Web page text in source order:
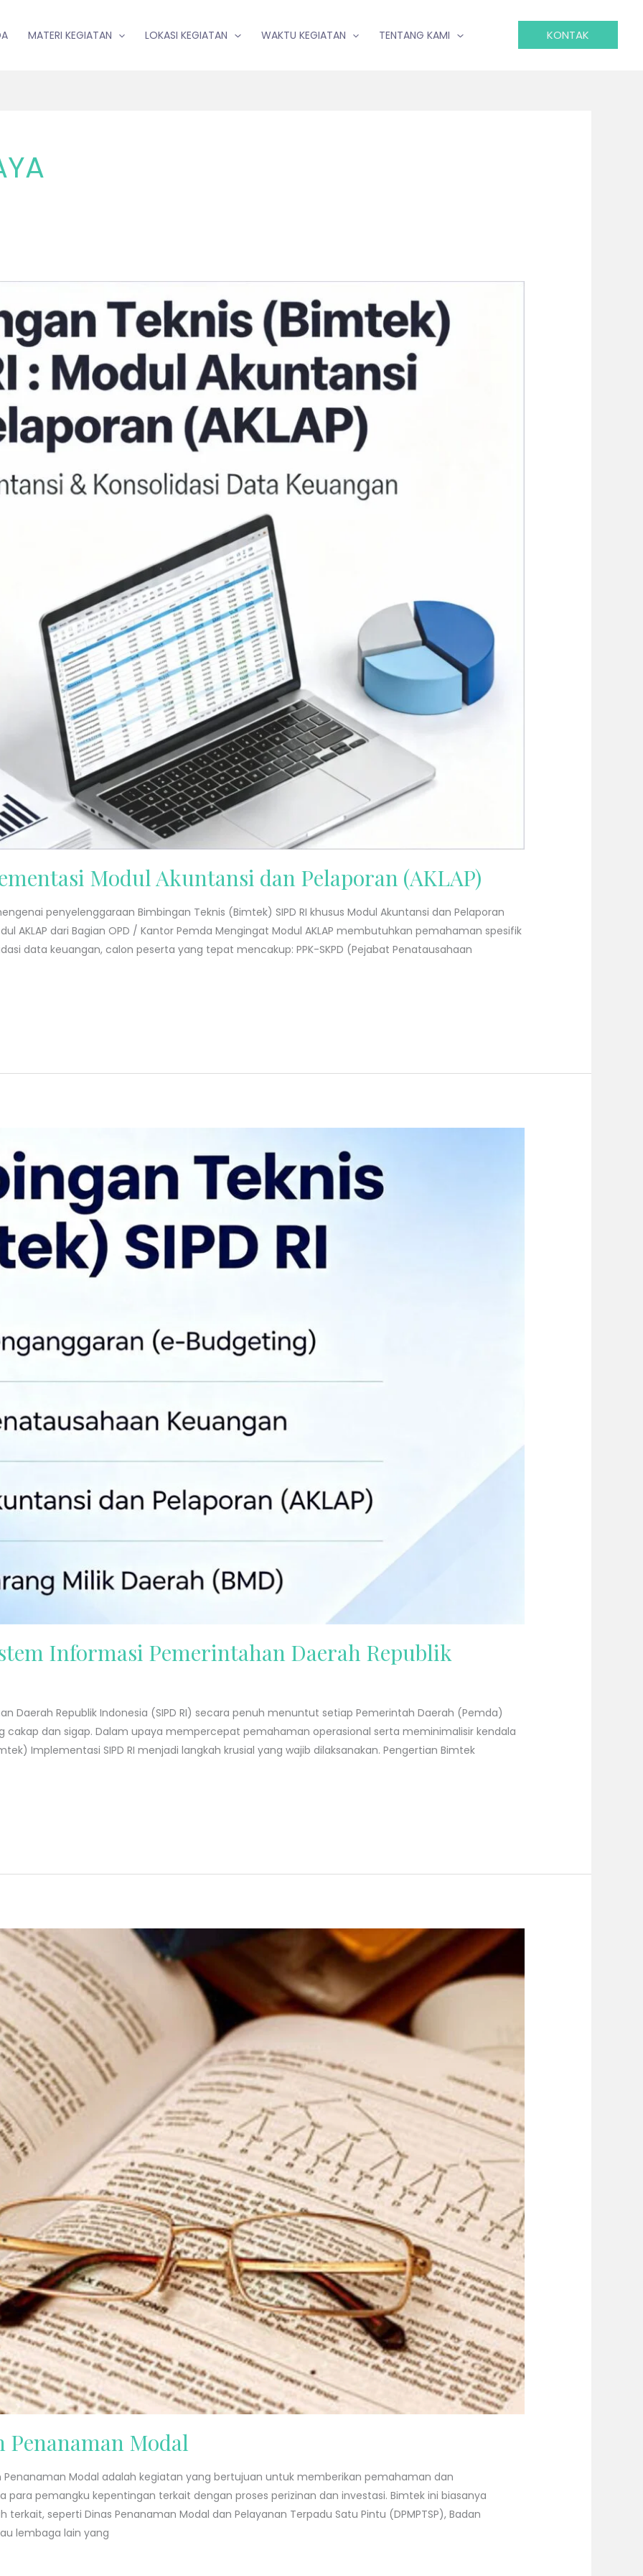
MATERI KEGIATAN LOKASI KEGIATAN WAKTU KEGIATAN TENTANG KAMI KONTAK
Modul Akuntansi dan Pelaporan (AKLAP)
penyelenggaraan Bimbingan Teknis (Bimtek) SIPD RI khusus Modul Akuntansi dan Pelaporan
AKLAP dari Bagian OPD / Kantor Pemda Mengingat Modul AKLAP membutuhkan pemahaman spesifik
data keuangan, calon peserta yang tepat mencakup: PPK-SKPD (Pejabat Penatausahaan
Informasi Pemerintahan Daerah Republik
Daerah Republik Indonesia (SIPD RI) secara penuh menuntut setiap Pemerintah Daerah (Pemda)
cakap dan sigap. Dalam upaya mempercepat pemahaman operasional serta meminimalisir kendala
Implementasi SIPD RI menjadi langkah krusial yang wajib dilaksanakan. Pengertian Bimtek
Modal
Penanaman Modal adalah kegiatan yang bertujuan untuk memberikan pemahaman dan
pemangku kepentingan terkait dengan proses perizinan dan investasi. Bimtek ini biasanya
seperti Dinas Penanaman Modal dan Pelayanan Terpadu Satu Pintu (DPMPTSP), Badan
lembaga lain yang